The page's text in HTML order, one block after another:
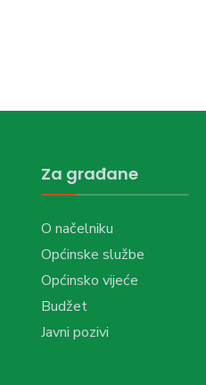
Za građane
O načelniku
Općinske službe
Općinsko vijeće
Budžet
Javni pozivi